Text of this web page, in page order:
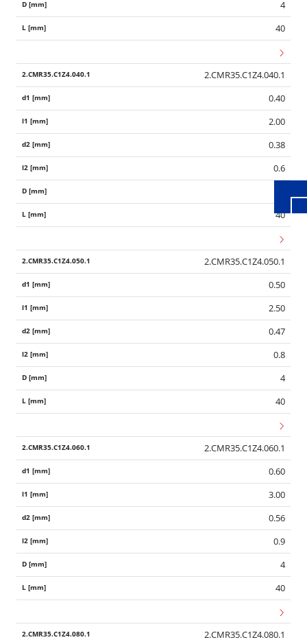
4
40
2.CMR35.C1Z4.040.1
0.40
2.00
0.38
0.6
40
2.CMR35.C1Z4.050.1
0.50
2.50
0.47
0.8
4
40
2.CMR35.C1Z4.060.1
0.60
3.00
0.56
0.9
4
40
2.CMR35.C1Z4.080.1